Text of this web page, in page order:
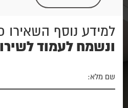
למידע נוסף השאירו
ונשמח לעמוד